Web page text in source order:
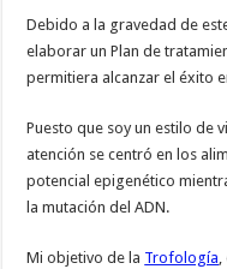
Debido a la gravedad de
elaborar un Plan de
permitiera alcanzar el éxito
Puesto que soy un estilo de
atención se centró en los
potencial epigenético
la mutación del ADN.
Mi objetivo de la Trofología,